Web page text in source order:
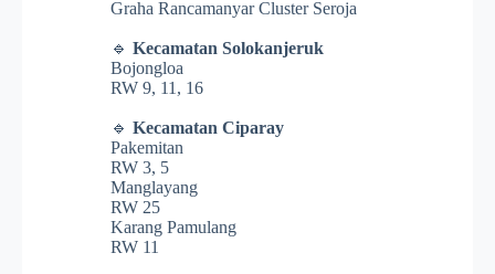
Graha Rancamanyar Cluster Seroja
🔹 Kecamatan Solokanjeruk
Bojongloa
RW 9, 11, 16
🔹 Kecamatan Ciparay
Pakemitan
RW 3, 5
Manglayang
RW 25
Karang Pamulang
RW 11